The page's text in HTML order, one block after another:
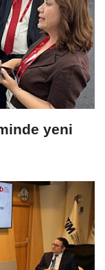
yeni